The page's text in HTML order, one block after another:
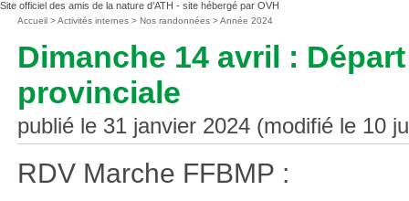
Site officiel des amis de la nature d’ATH - site hébergé par OVH
Vous
ici
:
Accueil >Activités internes >Nos randonnées>Année 2024
Dimanche 14 avril :
provinciale
publié le 31 janvier 2024 (modifié le 10
RDV Marche FFBMP :